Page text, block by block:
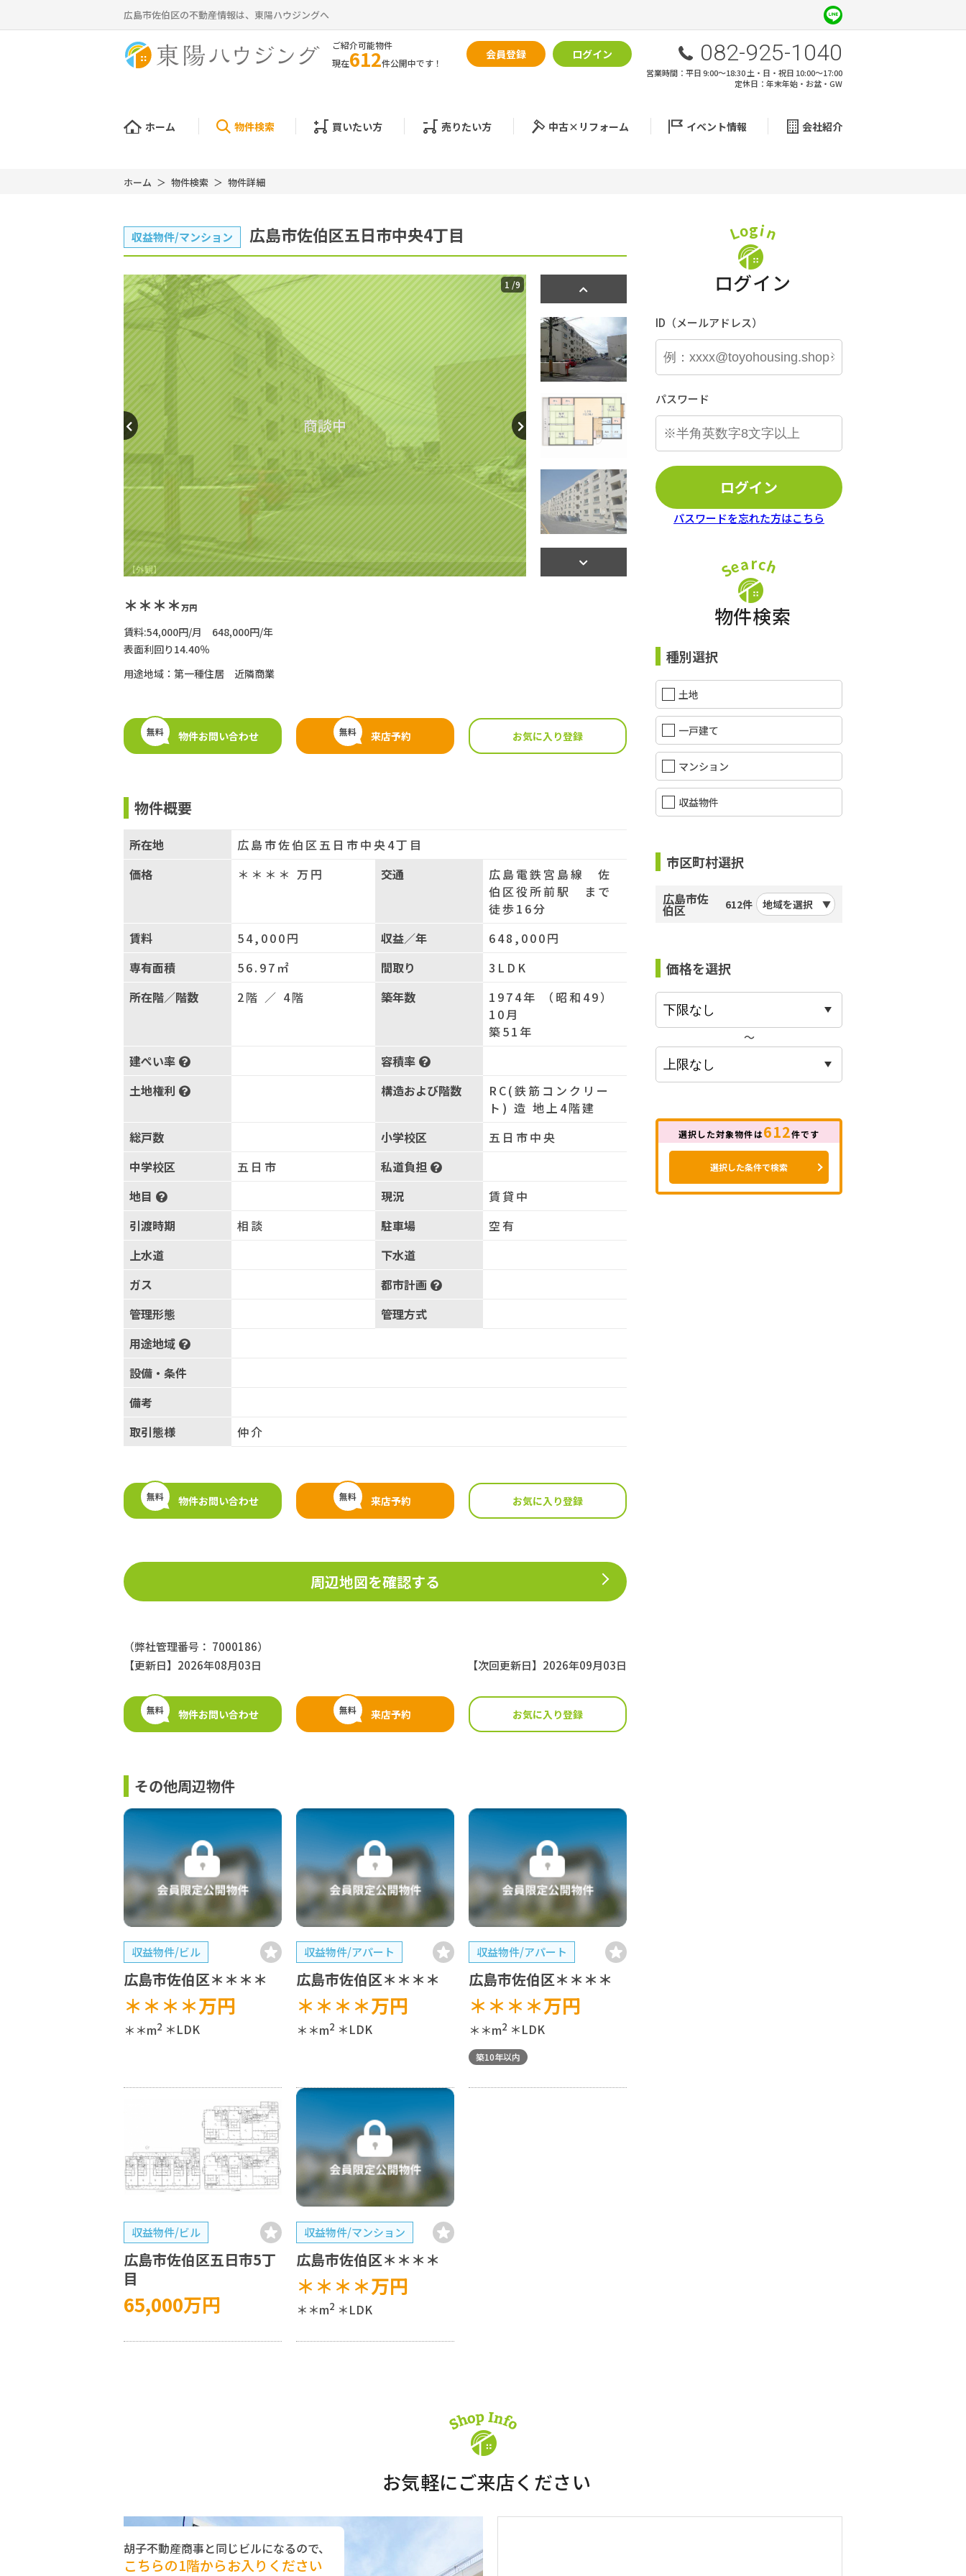
広島市佐伯区の不動産情報は、東陽ハウジングへ
ご紹介可能物件
現在612件公開中です！
会員登録 ログイン 082-925-1040
営業時間：平日 9:00～18:30 土・日・祝日 10:00～17:00
定休日：年末年始・お盆・GW
ホーム 物件検索 買いたい方 売りたい方 中古×リフォーム イベント情報 会社紹介
ホーム 物件検索 物件詳細
収益物件/マンション 広島市佐伯区五日市中央4丁目
商談中
1 /9
【外観】
＊＊＊＊万円
賃料:54,000円/月 648,000円/年
表面利回り14.40％
用途地域：第一種住居 近隣商業
無料 物件お問い合わせ 無料 来店予約 お気に入り登録
物件概要
所在地
広島市佐伯区五日市中央4丁目
価格
＊＊＊＊ 万円 交通
広島電鉄宮島線 佐
伯区役所前駅 まで
徒歩16分
賃料
54,000円 収益／年
648,000円
専有面積
56.97㎡ 間取り
3LDK
所在階／階数
2階 ／ 4階 築年数
1974年 （昭和49）
10月
築51年
建ぺい率
容積率
土地権利
構造および階数
RC(鉄筋コンクリー
ト) 造 地上4階建
総戸数
小学校区
五日市中央
中学校区
五日市
私道負担
地目
現況
賃貸中
引渡時期
相談 駐車場
空有
上水道
下水道
ガス
都市計画
管理形態
管理方式
用途地域
設備・条件
備考
取引態様
仲介
無料 物件お問い合わせ 無料 来店予約 お気に入り登録
周辺地図を確認する
（弊社管理番号： 7000186）
【更新日】2026年08月03日
【次回更新日】2026年09月03日
無料 物件お問い合わせ 無料 来店予約 お気に入り登録
その他周辺物件
収益物件/ビル
広島市佐伯区＊＊＊＊
＊＊＊＊万円
＊＊m2 ＊LDK
収益物件/アパート
広島市佐伯区＊＊＊＊
＊＊＊＊万円
＊＊m2 ＊LDK
収益物件/アパート
広島市佐伯区＊＊＊＊
＊＊＊＊万円
＊＊m2 ＊LDK
築10年以内
収益物件/ビル
広島市佐伯区五日市5丁
目
65,000万円
収益物件/マンション
広島市佐伯区＊＊＊＊
＊＊＊＊万円
＊＊m2 ＊LDK
Login
ログイン
ID（メールアドレス）
パスワード
ログイン
パスワードを忘れた方はこちら
Search
物件検索
種別選択
土地
一戸建て
マンション
収益物件
市区町村選択
広島市佐
伯区 612件 地域を選択
価格を選択
〜
選択した対象物件は612件です
選択した条件で検索
お気軽にご来店ください
胡子不動産商事と同じビルになるので、
こちらの1階からお入りください